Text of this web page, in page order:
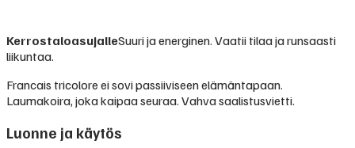
KerrostaloasujalleSuuri ja energinen. Vaatii tilaa ja runsaasti
liikuntaa.
Francais tricolore ei sovi passiiviseen elämäntapaan.
Laumakoira, joka kaipaa seuraa. Vahva saalistusvietti.
Luonne ja käytös